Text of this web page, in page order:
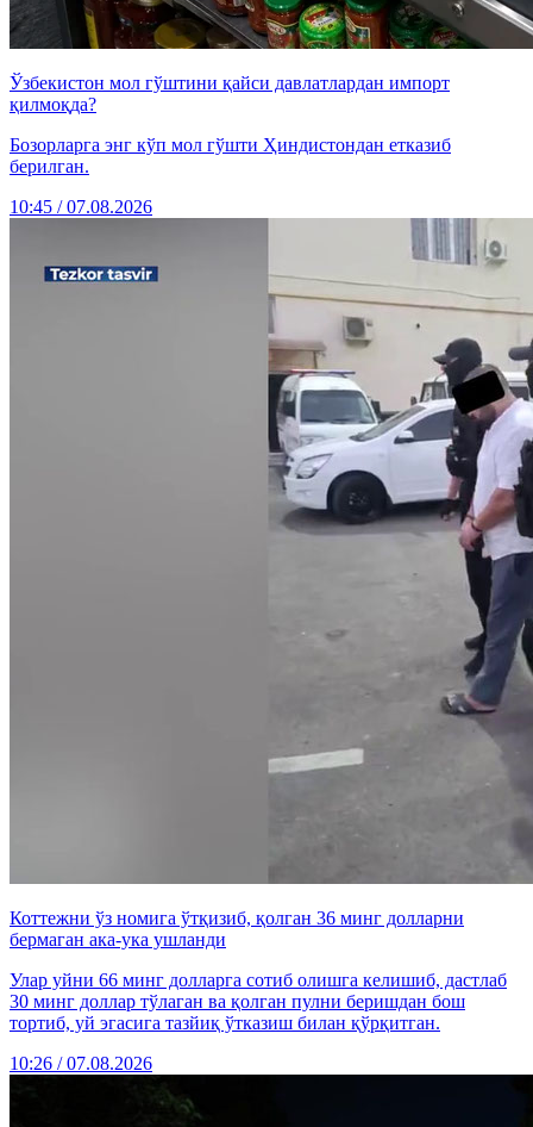
Ўзбекистон мол гўштини қайси давлатлардан импорт
қилмоқда?
Бозорларга энг кўп мол гўшти Ҳиндистондан етказиб
берилган.
10:45 / 07.08.2026
Коттежни ўз номига ўтқизиб, қолган 36 минг долларни
бермаган ака-ука ушланди
Улар уйни 66 минг долларга сотиб олишга келишиб, дастлаб
30 минг доллар тўлаган ва қолган пулни беришдан бош
тортиб, уй эгасига тазйиқ ўтказиш билан қўрқитган.
10:26 / 07.08.2026